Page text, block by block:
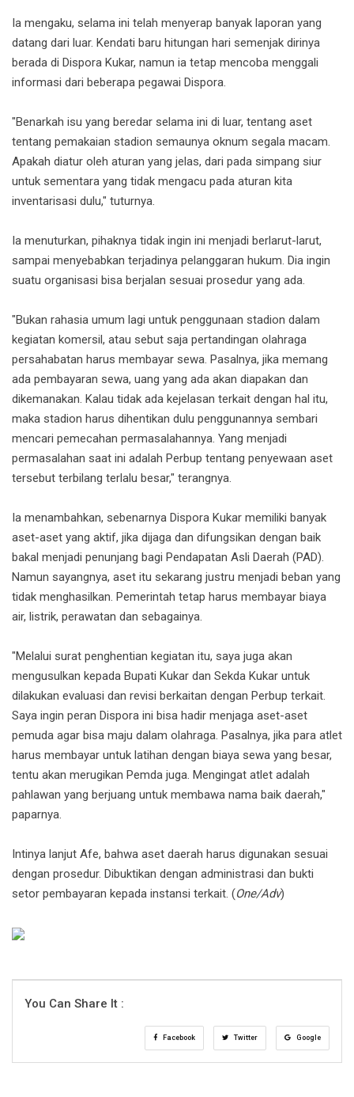
Ia mengaku, selama ini telah menyerap banyak laporan yang
datang dari luar. Kendati baru hitungan hari semenjak dirinya
berada di Dispora Kukar, namun ia tetap mencoba menggali
informasi dari beberapa pegawai Dispora.
"Benarkah isu yang beredar selama ini di luar, tentang aset
tentang pemakaian stadion semaunya oknum segala macam.
Apakah diatur oleh aturan yang jelas, dari pada simpang siur
untuk sementara yang tidak mengacu pada aturan kita
inventarisasi dulu," tuturnya.
Ia menuturkan, pihaknya tidak ingin ini menjadi berlarut-larut,
sampai menyebabkan terjadinya pelanggaran hukum. Dia ingin
suatu organisasi bisa berjalan sesuai prosedur yang ada.
"Bukan rahasia umum lagi untuk penggunaan stadion dalam
kegiatan komersil, atau sebut saja pertandingan olahraga
persahabatan harus membayar sewa. Pasalnya, jika memang
ada pembayaran sewa, uang yang ada akan diapakan dan
dikemanakan. Kalau tidak ada kejelasan terkait dengan hal itu,
maka stadion harus dihentikan dulu penggunannya sembari
mencari pemecahan permasalahannya. Yang menjadi
permasalahan saat ini adalah Perbup tentang penyewaan aset
tersebut terbilang terlalu besar," terangnya.
Ia menambahkan, sebenarnya Dispora Kukar memiliki banyak
aset-aset yang aktif, jika dijaga dan difungsikan dengan baik
bakal menjadi penunjang bagi Pendapatan Asli Daerah (PAD).
Namun sayangnya, aset itu sekarang justru menjadi beban yang
tidak menghasilkan. Pemerintah tetap harus membayar biaya
air, listrik, perawatan dan sebagainya.
"Melalui surat penghentian kegiatan itu, saya juga akan
mengusulkan kepada Bupati Kukar dan Sekda Kukar untuk
dilakukan evaluasi dan revisi berkaitan dengan Perbup terkait.
Saya ingin peran Dispora ini bisa hadir menjaga aset-aset
pemuda agar bisa maju dalam olahraga. Pasalnya, jika para atlet
harus membayar untuk latihan dengan biaya sewa yang besar,
tentu akan merugikan Pemda juga. Mengingat atlet adalah
pahlawan yang berjuang untuk membawa nama baik daerah,"
paparnya.
Intinya lanjut Afe, bahwa aset daerah harus digunakan sesuai
dengan prosedur. Dibuktikan dengan administrasi dan bukti
setor pembayaran kepada instansi terkait. (One/Adv)
You Can Share It :
Facebook Twitter Google